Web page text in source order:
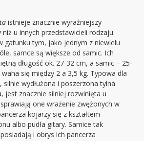
istnieje znacznie wyraźniejszy
u innych przedstawicieli rodzaju
gatunku tym, jako jednym z niewielu
samce są większe od samic. Ich
długość ok. 27-32 cm, a samic – 25-
waha się między 2 a 3,5 kg. Typowa dla
silnie wydłużona i poszerzona tylna
jest znacznie silniej rozwinięta u
one wrażenie zwężonych w
kojarzy się z kształtem
albo pudła gitary. Samice tak
i obrys ich pancerza